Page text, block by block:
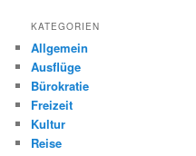
KATEGORIEN
Allgemein
Ausflüge
Bürokratie
Freizeit
Kultur
Reise